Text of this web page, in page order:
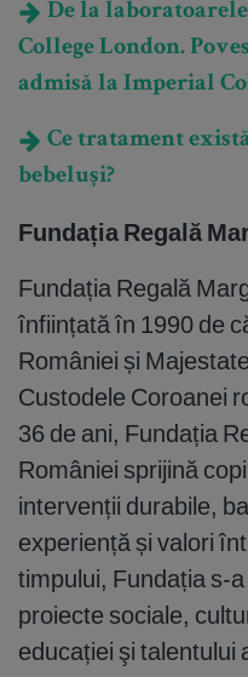
De la
College London.
admisă la Imperial
Ce tratament
bebeluși?
Fundația Regală
Fundația Regală
înființată în 1990 de
României și
Custodele Coroanei
36 de ani, Fundația
României sprijină
intervenții durabile,
experiență și valori
timpului, Fundația s-
proiecte sociale,
educației şi talentului